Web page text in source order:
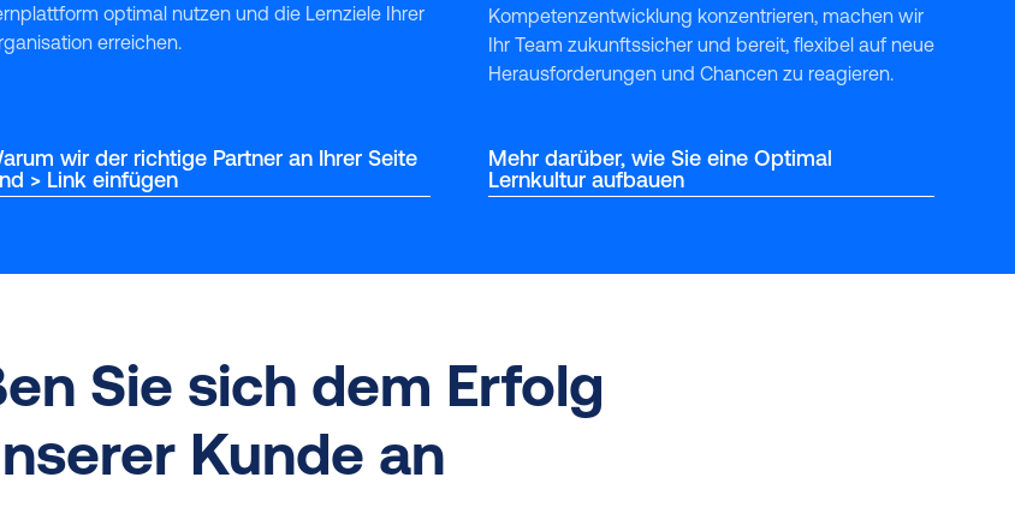
optimal nutzen und die Lernziele Ihrer
erreichen.
wir der richtige Partner an Ihrer Seite
> Link einfügen
Kompetenzentwicklung konzentrieren, machen wir
Ihr Team zukunftssicher und bereit, flexibel auf neue
Herausforderungen und Chancen zu reagieren.
Mehr darüber, wie Sie eine Optimal
Lernkultur aufbauen
Sie sich dem Erfolg
Kunde an